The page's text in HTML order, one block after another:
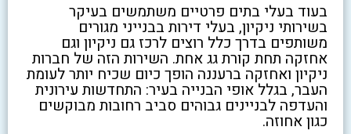
בעוד בעלי בתים פרטיים משתמשים בעיקר
בשירותי ניקיון, בעלי דירות בבנייני מגורים
משותפים בדרך כלל רוצים לרכז גם ניקיון וגם
אחזקה תחת קורת גג אחת. השירות הזה של חברות
ניקיון ואחזקה ברעננה הופך כיום שכיח יותר לעומת
העבר, בגלל אופי הבנייה בעיר: התחדשות עירונית
והעדפה לבניינים גבוהים סביב רחובות מבוקשים
כגון אחוזה.